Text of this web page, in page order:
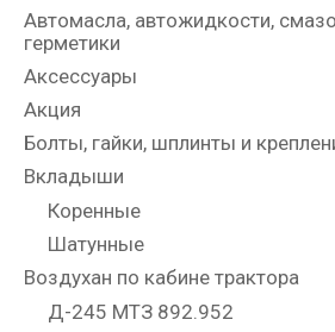
Автомасла, автожидкости,
герметики
Аксессуары
Акция
Болты, гайки, шплинты и
Вкладыши
Коренные
Шатунные
Воздухан по кабине трактора
Д-245 МТЗ 892.952